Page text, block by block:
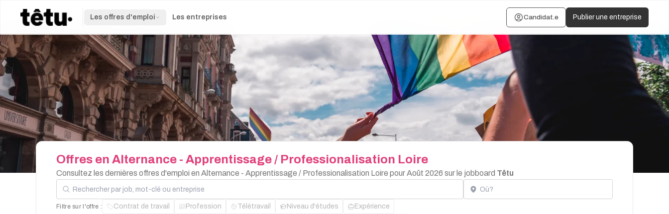
Les offres d'emploi Les entreprises Candidat.e Publier une entreprise
Offres en Alternance - Apprentissage / Professionalisation Loire
Consultez les dernières offres d'emploi en Alternance - Apprentissage / Professionalisation Loire pour Août 2026 sur le jobboard Têtu
Rechercher par job, mot-clé ou entreprise Localisation
Filtre sur l'offre : Contrat de travail Profession Télétravail Niveau d'études Expérience